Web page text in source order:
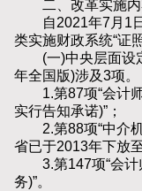
二、改革实施内
自2021年7月1日
类实施财政系统“证
(一)中央层面设定
年全国版)涉及3项。
1.第87项“会计师
实行告知承诺)”；
2.第88项“中介机
省已于2013年下放
3.第147项“会计
务)”。